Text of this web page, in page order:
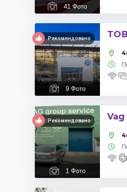
41 Фото
Рекомендовано
9 Фото
Рекомендовано
1 Фото